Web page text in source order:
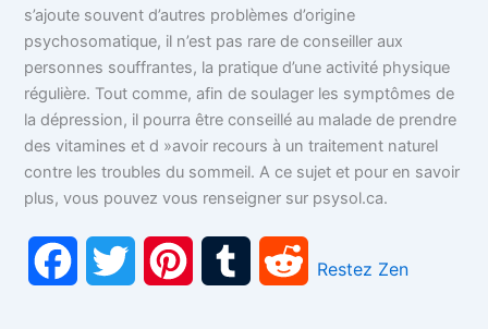
s’ajoute souvent d’autres problèmes d’origine
psychosomatique, il n’est pas rare de conseiller aux
personnes souffrantes, la pratique d’une activité physique
régulière. Tout comme, afin de soulager les symptômes de
la dépression, il pourra être conseillé au malade de prendre
des vitamines et d »avoir recours à un traitement naturel
contre les troubles du sommeil. A ce sujet et pour en savoir
plus, vous pouvez vous renseigner sur psysol.ca.
RRestez Zen